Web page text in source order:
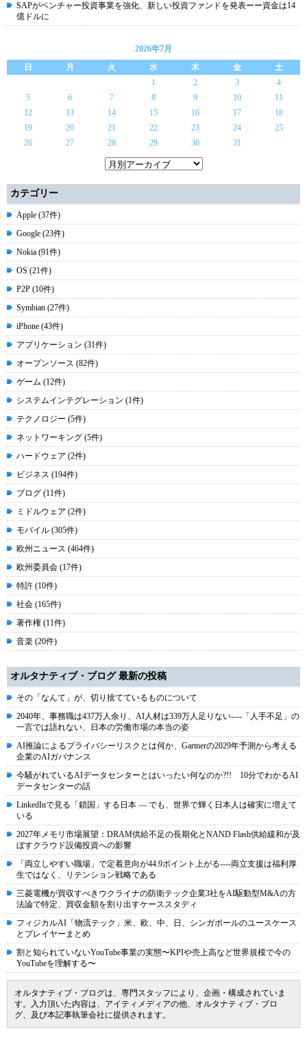
SAPがベンチャー投資事業を強化、新しい投資ファンドを発表ーー資金は14
億ドルに
2026年7月
日
月 火 水 木 金
土
1
2 3
4
5
6 7 8 9 10
11
12
13 14 15 16 17
18
19
20 21 22 23 24
25
26
27 28 29 30 31
カテゴリー
Apple (37件)
Google (23件)
Nokia (91件)
OS (21件)
P2P (10件)
Symbian (27件)
iPhone (43件)
アプリケーション (31件)
オープンソース (82件)
ゲーム (12件)
システムインテグレーション (1件)
テクノロジー (5件)
ネットワーキング (5件)
ハードウェア (2件)
ビジネス (194件)
ブログ (11件)
ミドルウェア (2件)
モバイル (305件)
欧州ニュース (464件)
欧州委員会 (17件)
特許 (10件)
社会 (165件)
著作権 (11件)
音楽 (20件)
オルタナティブ・ブログ 最新の投稿
その「なんて」が、切り捨てているものについて
2040年、事務職は437万人余り、AI人材は339万人足りない----「人手不足」の
一言では語れない、日本の労働市場の本当の姿
AI推論によるプライバシーリスクとは何か、Gartnerの2029年予測から考える
企業のAIガバナンス
今騒がれているAIデータセンターとはいったい何なのか?!! 10分でわかるAI
データセンターの話
LinkedInで見る「鎖国」する日本 ― でも、世界で輝く日本人は確実に増えて
いる
2027年メモリ市場展望：DRAM供給不足の長期化とNAND Flash供給緩和が及
ぼすクラウド設備投資への影響
「両立しやすい職場」で定着意向が44.9ポイント上がる----両立支援は福利厚
生ではなく、リテンション戦略である
三菱電機が買収すべきウクライナの防衛テック企業3社をAI駆動型M&Aの方
法論で特定、買収金額を割り出すケーススタディ
フィジカルAI「物流テック」米、欧、中、日、シンガポールのユースケース
とプレイヤーまとめ
割と知られていないYouTube事業の実態〜KPIや売上高など世界規模で今の
YouTubeを理解する〜
オルタナティブ・ブログは、専門スタッフにより、企画・構成されていま
す。入力頂いた内容は、アイティメディアの他、オルタナティブ・ブロ
グ、及び本記事執筆会社に提供されます。